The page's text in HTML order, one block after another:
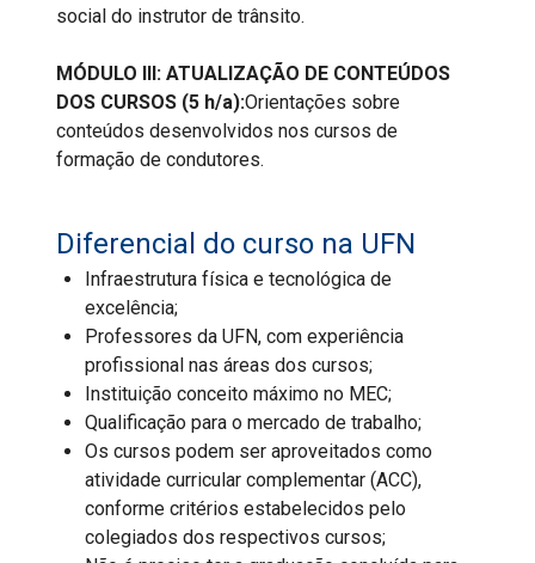
social do instrutor de trânsito.
MÓDULO III: ATUALIZAÇÃO DE CONTEÚDOS
DOS CURSOS (5 h/a):Orientações sobre
conteúdos desenvolvidos nos cursos de
formação de condutores.
Diferencial do curso na UFN
Infraestrutura física e tecnológica de
excelência;
Professores da UFN, com experiência
profissional nas áreas dos cursos;
Instituição conceito máximo no MEC;
Qualificação para o mercado de trabalho;
Os cursos podem ser aproveitados como
atividade curricular complementar (ACC),
conforme critérios estabelecidos pelo
colegiados dos respectivos cursos;